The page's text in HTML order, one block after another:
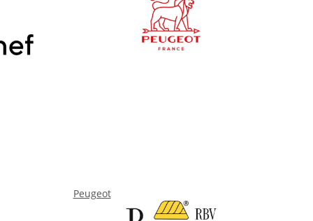
Peugeot